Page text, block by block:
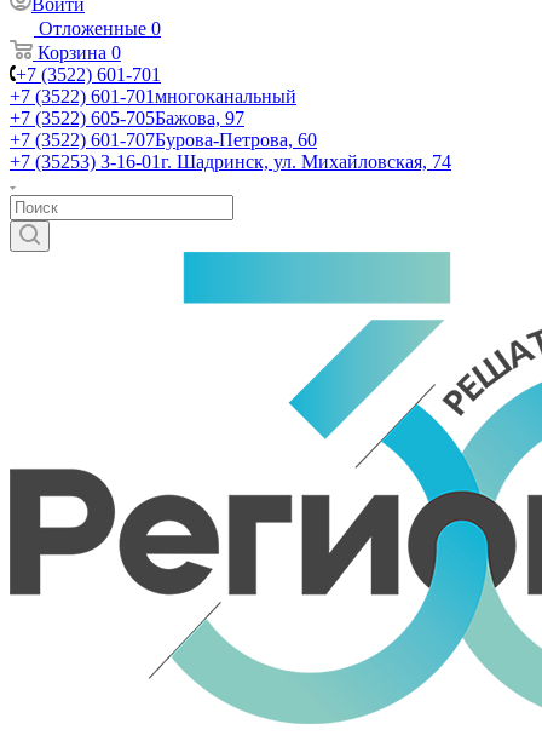
Войти
Отложенные 0
Корзина 0
+7 (3522) 601-701
+7 (3522) 601-701многоканальный
+7 (3522) 605-705Бажова, 97
+7 (3522) 601-707Бурова-Петрова, 60
+7 (35253) 3-16-01г. Шадринск, ул. Михайловская, 74